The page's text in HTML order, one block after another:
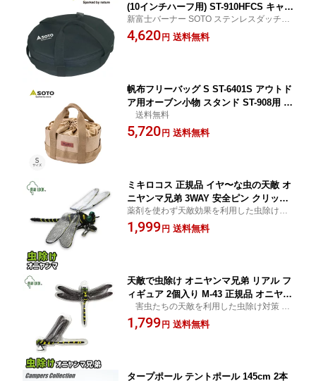
(10インチハーフ用) ST-910HFCS キャン
プ アウトドア バーベキュー ST-910HF
用 キャンプ用品 SOTO 【送料無料】
新富士バーナー SOTO ステンレスダッチオ
ーブン用 収納ケース 送料無料
4,620円 送料無料
帆布フリーバッグ S ST-6401S アウトド
ア用オーブン小物 スタンド ST-908用 S
OTO 【送料無料】
送料無料
5,720円 送料無料
ミキロコス 正規品 イヤ〜な虫の天敵 オ
ニヤンマ兄弟 3WAY 安全ピン クリップ
ストラップ M-55 オニヤンマ 虫除け 虫
よけ おにやんま トンボ とんぼ アクセ
薬剤を使わず天敵効果を利用した虫除け対
策 送料無料
1,999円 送料無料
天敵で虫除け オニヤンマ兄弟 リアル フ
ィギュア 2個入り M-43 正規品 オニヤン
マ 薬剤不使用 虫よけ 害虫 蜂 蚊 アブ ブ
ヨ 虫 昆虫 ストラップ 安全ピン とんぼ
害虫たちの天敵を利用した虫除け対策 送
料無料
1,799円 送料無料
タープポール テントポール 145cm 2本